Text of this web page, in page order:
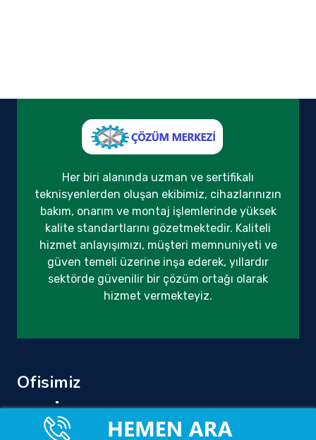
Her biri alanında uzman ve sertifikalı
teknisyenlerden oluşan ekibimiz, cihazlarınızın
bakım, onarım ve montaj işlemlerinde yüksek
kalite standartlarını gözetmektedir. Kaliteli
hizmet anlayışımızı, müşteri memnuniyeti ve
güven temeli üzerine inşa ederek, yıllardır
sektörde güvenilir bir çözüm ortağı olarak
hizmet vermekteyiz.
Ofisimiz
Tüm Türkiye